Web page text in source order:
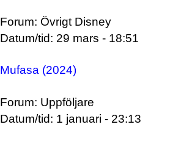
Forum: Övrigt Disney
Datum/tid: 29 mars - 18:51
Mufasa (2024)
Forum: Uppföljare
Datum/tid: 1 januari - 23:13